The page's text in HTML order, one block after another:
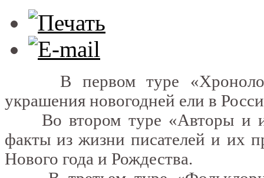
В первом туре «Хронолог»
украшения новогодней ели в
Во втором туре «Авторы и их
факты из жизни писателей и их
Нового года и Рождества.